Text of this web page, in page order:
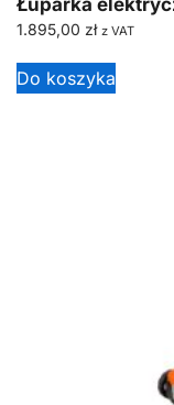
Łuparka
1.895,00 zł z VAT
Do koszyka